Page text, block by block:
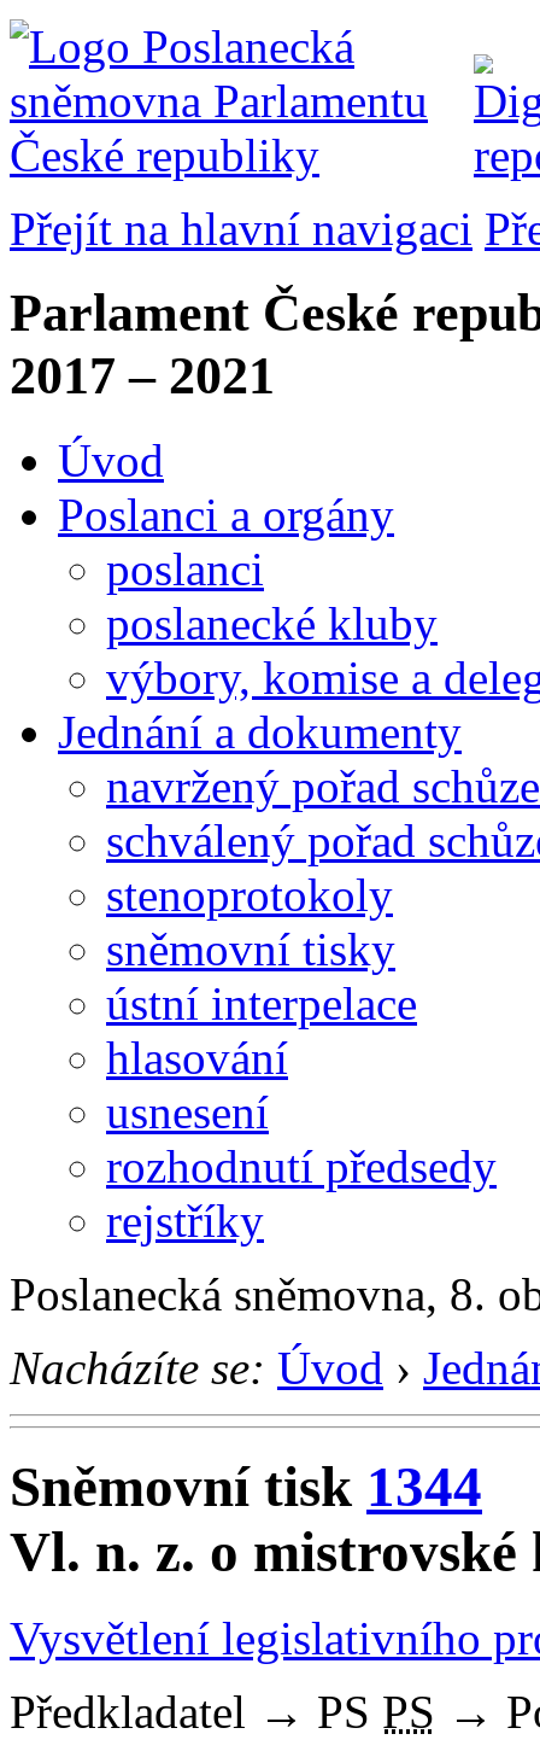
Přejít na hlavní navigaci
Parlament České
2017 – 2021
Úvod
Poslanci a orgány
poslanci
poslanecké kluby
výbory, komise a
Jednání a dokumenty
navržený pořad schůze
schválený pořad
stenoprotokoly
sněmovní tisky
ústní interpelace
hlasování
usnesení
rozhodnutí předsedy
rejstříky
Poslanecká sněmovna, 8.
Nacházíte se: Úvod ›
Sněmovní tisk 1344
Vl. n. z. o
Vysvětlení legislativního
Předkladatel → PS PS →